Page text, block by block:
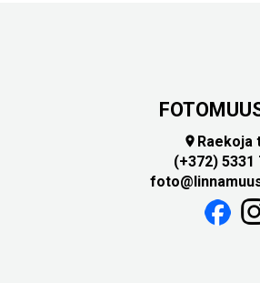
 Raekoja
(+372) 5331